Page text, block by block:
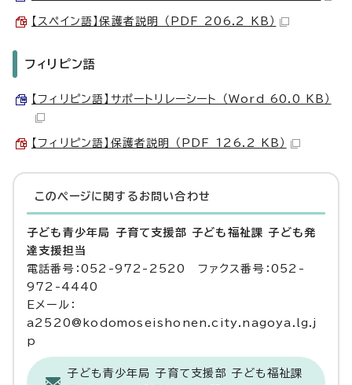
【スペイン語】保護者説明 （PDF 206.2 KB）
フィリピン語
【フィリピン語】サポートリレーシート （Word 60.0 KB）
【フィリピン語】保護者説明 （PDF 126.2 KB）
このページに関する お問い合わせ
子ども青少年局 子育て支援部 子ども福祉課 子ども発
達支援担当
電話番号：052-972-2520 ファクス番号：052-
972-4440
Eメール：
a2520@kodomoseishonen.city.nagoya.lg.j
p
子ども青少年局 子育て支援部 子ども福祉課